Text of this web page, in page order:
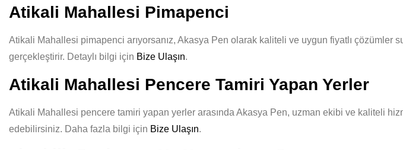
Atikali Mahallesi Pimapenci
Atikali Mahallesi pimapenci arıyorsanız, Akasya Pen olarak kaliteli ve uygun fiyatlı
gerçekleştirir. Detaylı bilgi için Bize Ulaşın.
Atikali Mahallesi Pencere Tamiri Yapan Yerler
Atikali Mahallesi pencere tamiri yapan yerler arasında Akasya Pen, uzman ekibi ve kaliteli
edebilirsiniz. Daha fazla bilgi için Bize Ulaşın.